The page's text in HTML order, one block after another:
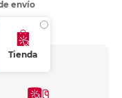
envío
Tienda